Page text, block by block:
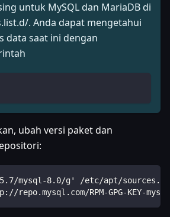
untuk MySQL dan MariaDB di
. Anda dapat mengetahui
data saat ini dengan
ubah versi paket dan
mysql-8.0/g' /etc/apt/
repo.mysql.com/RPM-GPG-KEY-